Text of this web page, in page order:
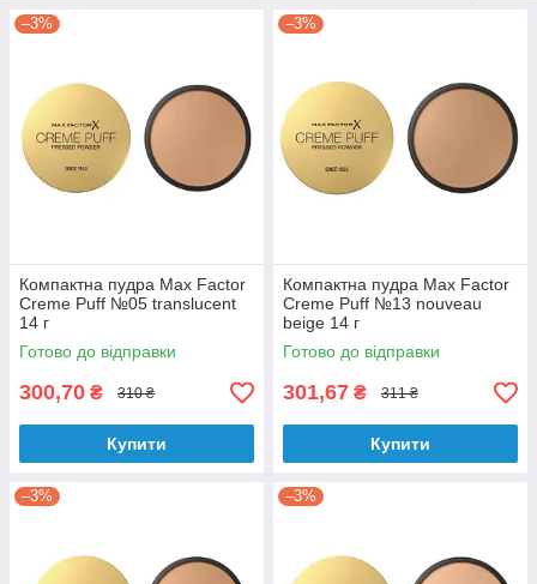
–3%
Компактна пудра Max Factor
Creme Puff №05 translucent
14 г
Готово до відправки
300,70 ₴ 310 ₴
Купити
–3%
Компактна пудра Max Factor
Creme Puff №13 nouveau
beige 14 г
Готово до відправки
301,67 ₴ 311 ₴
Купити
–3% –3%